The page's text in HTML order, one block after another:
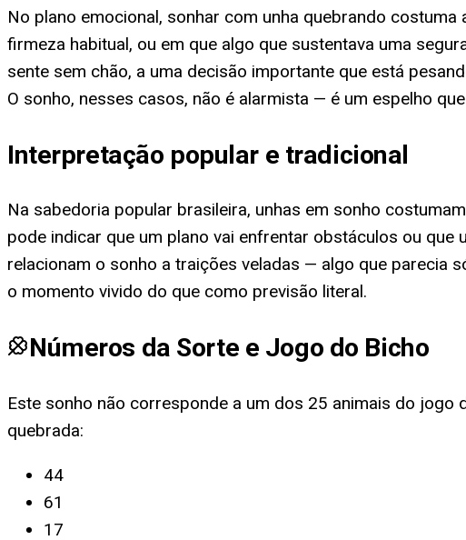
No plano emocional, sonhar com unha quebrando
firmeza habitual, ou em que algo que sustentava uma
sente sem chão, a uma decisão importante que está
O sonho, nesses casos, não é alarmista — é um espelho
Interpretação popular e tradicional
Na sabedoria popular brasileira, unhas em sonho
pode indicar que um plano vai enfrentar obstáculos ou
relacionam o sonho a traições veladas — algo que parecia
o momento vivido do que como previsão literal.
Números da Sorte e Jogo do Bicho
Este sonho não corresponde a um dos 25 animais do
quebrada:
44
61
17